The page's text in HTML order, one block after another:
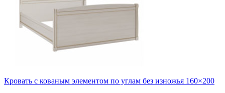
Кровать с кованым элементом по углам без изножья 160×200